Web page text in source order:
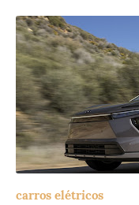
carros elétricos